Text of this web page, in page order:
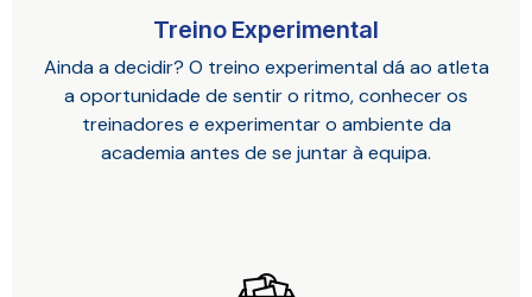
Treino Experimental
Ainda a decidir? O treino experimental dá ao atleta
a oportunidade de sentir o ritmo, conhecer os
treinadores e experimentar o ambiente da
academia antes de se juntar à equipa.